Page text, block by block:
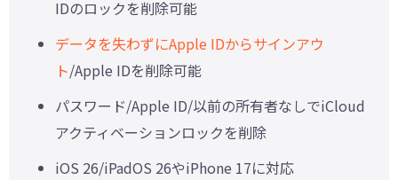
IDのロックを削除可能
データを失わずにApple IDからサインアウ
ト/Apple IDを削除可能
パスワード/Apple ID/以前の所有者なしでiCloud
アクティベーションロックを削除
iOS 26/iPadOS 26やiPhone 17に対応